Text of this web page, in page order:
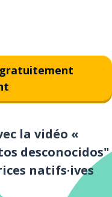
gratuitement
la vidéo «
desconocidos"
natifs·ives